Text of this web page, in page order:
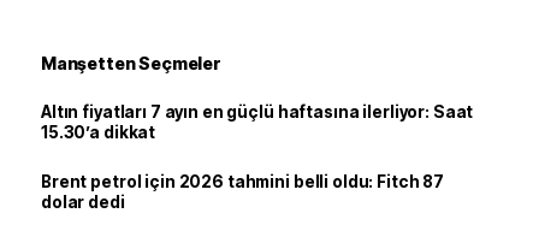
Manşetten Seçmeler
Altın fiyatları 7 ayın en güçlü haftasına ilerliyor: Saat
15.30’a dikkat
Brent petrol için 2026 tahmini belli oldu: Fitch 87
dolar dedi